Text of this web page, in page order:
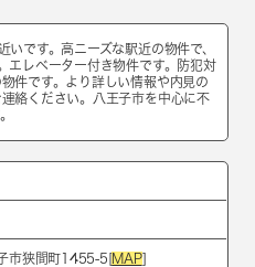
です。高ニーズな駅近の物件で、
エレベーター付き物件です。防犯対
件です。より詳しい情報や内見の
絡ください。八王子市を中心に不
市狭間町1455-5[ MAP]